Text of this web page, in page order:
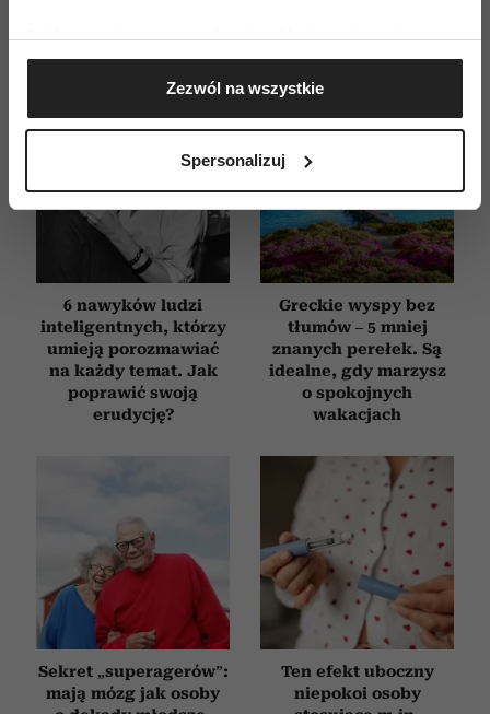
Jeśli wyrazisz na to zgodę, chcielibyśmy również:
Gromadzić dane dotyczące Twojej lokalizacji
geograficznej z dokładnością nawet do kilku metrów
Identyfikować Twoje urządzenie, aktywnie
(fingerprinting, czyli wirtualny odcisk palca)
dane są przetwarzane oraz ustaw własne preferencje w
sekcji szczegółów
. W Deklaracji plików cookie możesz
zmienić lub wycofać swoją zgodę w dowolnej chwili.
Wykorzystujemy pliki cookie do spersonalizowania treści
i reklam, aby oferować funkcje społecznościowe i
analizować ruch w naszej witrynie. Informacje o tym, jak
korzystasz z naszej witryny, udostępniamy partnerom
Partnerzy mogą połączyć te informacje z innymi danymi
otrzymanymi od Ciebie lub uzyskanymi podczas
korzystania z ich usług.
Zezwól na wszystkie
Spersonalizuj
6 nawyków ludzi
inteligentnych, którzy
umieją porozmawiać
na każdy temat. Jak
poprawić swoją
erudycję?
Greckie wyspy bez
tłumów – 5 mniej
znanych perełek. Są
idealne, gdy marzysz
o spokojnych
wakacjach
Sekret „superagerów”:
mają mózg jak osoby
Ten efekt uboczny
niepokoi osoby